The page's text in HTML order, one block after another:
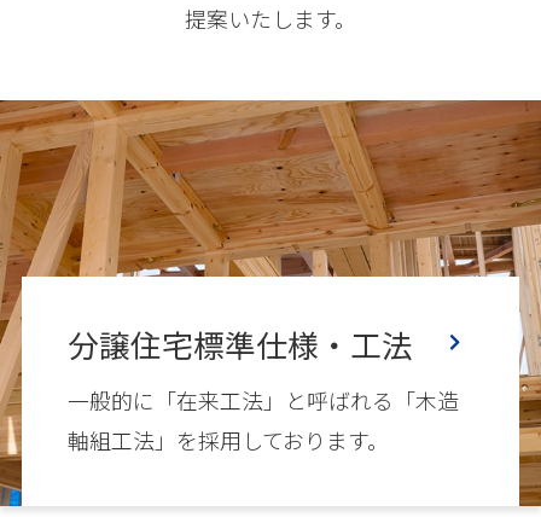
提案いたします。
分譲住宅標準仕様・工法
一般的に「在来工法」と呼ばれる「木造
軸組工法」を採用しております。